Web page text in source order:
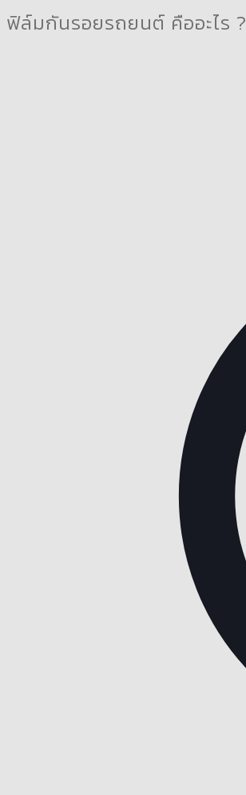
ฟิล์มกันรอยรถยนต์ คืออะไร ?